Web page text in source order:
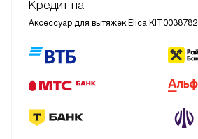
Кредит на
Аксессуар для вытяжек Elica KIT0038782